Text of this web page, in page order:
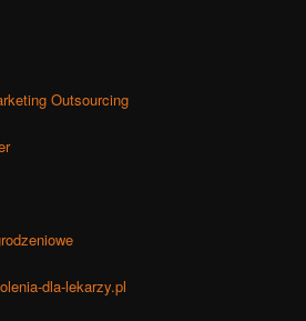
Outsourcing
dla-lekarzy.pl